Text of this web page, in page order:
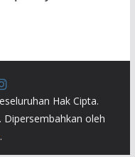
Hak Cipta.
oleh
.